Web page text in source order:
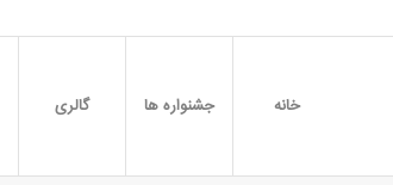
خانه جشنواره ها گالری